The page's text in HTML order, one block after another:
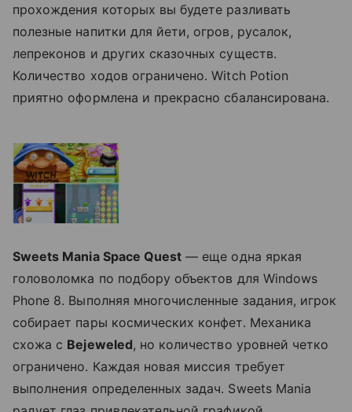
прохождения которых вы будете разливать
полезные напитки для йети, огров, русалок,
лепреконов и других сказочных существ.
Количество ходов ограничено. Witch Potion
приятно оформлена и прекрасно сбалансирована.
Sweets Mania Space Quest — еще одна яркая
головоломка по подбору объектов для Windows
Phone 8. Выполняя многочисленные задания, игрок
собирает пары космических конфет. Механика
схожа с Bejeweled, но количество уровней четко
ограничено. Каждая новая миссия требует
выполнения определенных задач. Sweets Mania